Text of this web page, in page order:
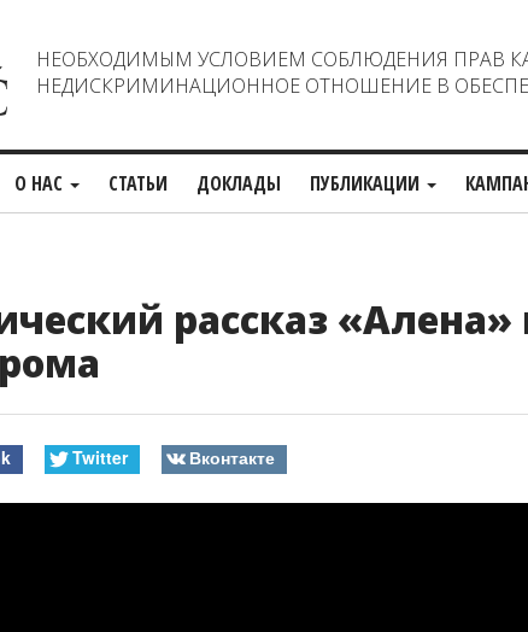
НЕОБХОДИМЫМ УСЛОВИЕМ СОБЛЮДЕНИЯ ПРАВ
НЕДИСКРИМИНАЦИОННОЕ ОТНОШЕНИЕ В
О НАС СТАТЬИ ДОКЛАДЫ ПУБЛИКАЦИИ
рассказ
Twitter Вконтакте